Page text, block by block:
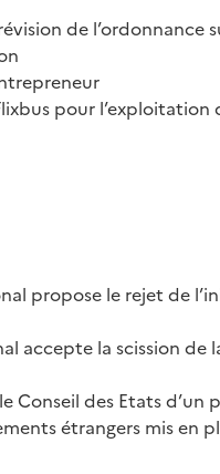
de l’ordonnance
pour l’exploitation
propose le rejet de
accepte la scission de
Conseil des Etats
étrangers mis en